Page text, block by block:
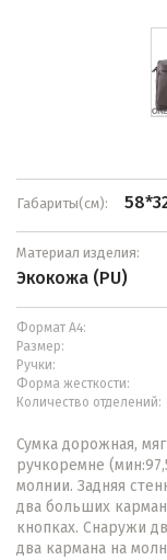
Габариты(см):
Материал изделия:
Экокожа (PU)
Формат А4:
Размер:
Ручки:
Форма жесткости:
Количество отделений:
Сумка дорожная,
ручкоремне
молнии. Задняя
два больших
кнопках. Снаружи
два кармана на